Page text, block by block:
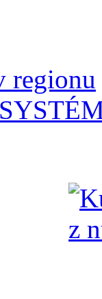
regionu